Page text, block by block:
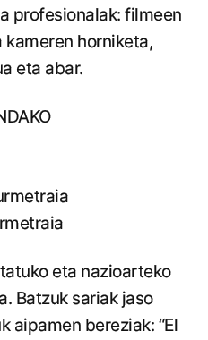
profesionalak: filmeen
kameren horniketa,
eta abar.
eta nazioarteko
Batzuk sariak jaso
aipamen bereziak: “El